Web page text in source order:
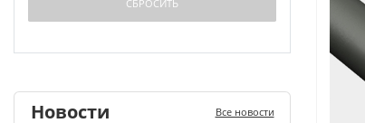
Новости Все новости